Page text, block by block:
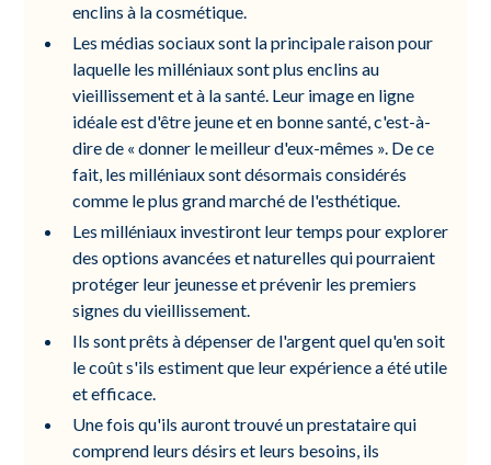
enclins à la cosmétique.
Les médias sociaux sont la principale raison pour
laquelle les milléniaux sont plus enclins au
vieillissement et à la santé. Leur image en ligne
idéale est d'être jeune et en bonne santé, c'est-à-
dire de « donner le meilleur d'eux-mêmes ». De ce
fait, les milléniaux sont désormais considérés
comme le plus grand marché de l'esthétique.
Les milléniaux investiront leur temps pour explorer
des options avancées et naturelles qui pourraient
protéger leur jeunesse et prévenir les premiers
signes du vieillissement.
Ils sont prêts à dépenser de l'argent quel qu'en soit
le coût s'ils estiment que leur expérience a été utile
et efficace.
Une fois qu'ils auront trouvé un prestataire qui
comprend leurs désirs et leurs besoins, ils